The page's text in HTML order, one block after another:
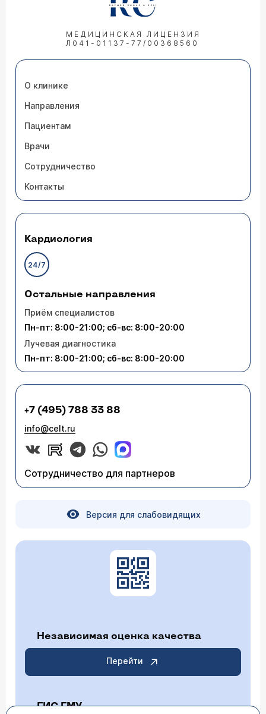
МЕДИЦИНСКАЯ ЛИЦЕНЗИЯ
Л041-01137-77/00368560
О клинике
Направления
Пациентам
Врачи
Сотрудничество
Контакты
Кардиология
24/7
Остальные направления
Приём специалистов
Пн-пт: 8:00-21:00; сб-вс: 8:00-20:00
Лучевая диагностика
Пн-пт: 8:00-21:00; сб-вс: 8:00-20:00
+7 (495) 788 33 88
info@celt.ru
Сотрудничество для партнеров
Версия для слабовидящих
Независимая оценка качества
Перейти
ГИС ГМУ